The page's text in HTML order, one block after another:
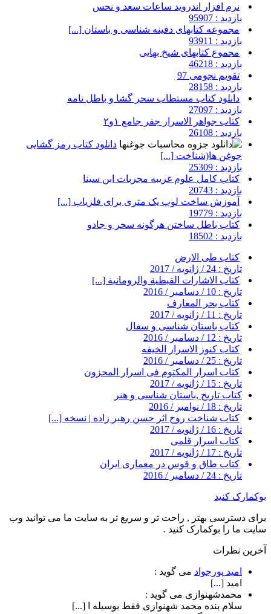
نرم افزار اندروید ساعات سعد و نحس
بازدید : 95907
مجموعه کتابهای دفینه شناسی و باستان [...]
بازدید : 93911
مجموع کتابهای شیخ بهایی
بازدید : 46218
تقویم نجومی 97
بازدید : 28158
دانلود کتاب مستطاب سحر گشا و باطل نامه
بازدید : 27097
کتاب جواهر الاسرار جفر جامع ۱و۲
بازدید : 26108
دانلود کتاب رمز گشایی
جوغن ها(شناخت [...]
بازدید : 25309
کتاب کامل علوم غریبه مجربات ابن سینا
بازدید : 20743
آموزش ساخت لوپ یک متری برای فلزیاب [...]
بازدید : 19779
کتاب باطل ساختن هرگونه سحر و جادو
بازدید : 18502
کتاب طی الارض
تاریخ : 24 / ژانویه / 2017
کتاب الاشارات القبطية والرومانية [...]
تاریخ : 10 / دسامبر / 2016
کتاب بحر المعارف
تاریخ : 11 / ژانویه / 2017
کتاب باستان شناسی و سفال
تاریخ : 12 / دسامبر / 2016
کتاب کنوز الاسرار الخیفه
تاریخ : 25 / دسامبر / 2016
کتاب اسرار المکتوم فی اسرار المحزون
تاریخ : 15 / ژانویه / 2017
کتاب تاریخ ,باستان شناسی و هنر
تاریخ : 18 / نوامبر / 2016
کتاب شناخت روح اثر حسن رهبر زاده | نسخه [...]
تاریخ : 16 / ژانویه / 2017
کتاب اسرار قلمی
تاریخ : 17 / ژانویه / 2017
کتاب طاق و قوس در معماری ایران
تاریخ : 24 / دسامبر / 2016
بوکمارک کنید
برای دسترسی بهتر , راحت تر و سریع تر به سایت ما می توانید وب
سایت ما را بوکمارک کنید .
آخرین نظرات
امید پورجواد می گوید :
امید [...]
محمدشهنوازی می گوید :
سلام بنده محمد شهنوازی فقط بوسیله ا [...]